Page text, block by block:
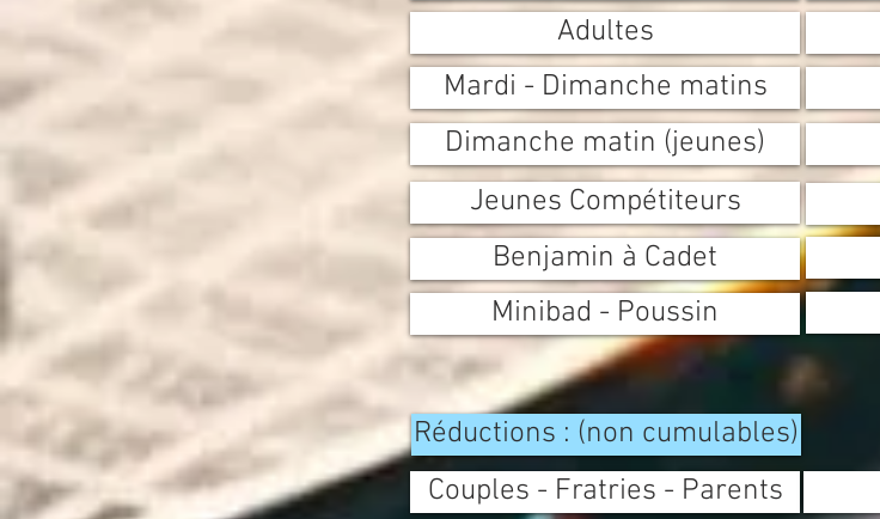
Adultes
Mardi - Dimanche matins
Dimanche matin (jeunes)
Jeunes Compétiteurs
Benjamin à Cadet
Minibad - Poussin
Réductions : (non cumulables)
Couples - Fratries - Parents